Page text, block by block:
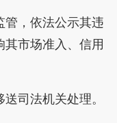
管，依法公示其违
市场准入、信用
司法机关处理。